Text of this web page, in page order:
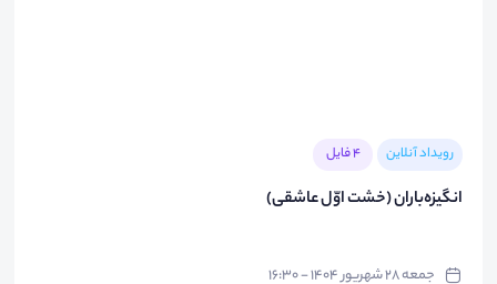
رویداد آنلاین 4 فایل
انگیزه‌باران (خشت اوّل عاشقی)
جمعه ۲۸ شهریور ۱۴۰۴ - ۱۶:۳۰